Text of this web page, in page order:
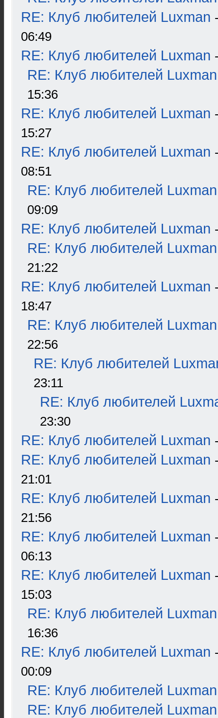
RE: Клуб любителей Luxman
06:49
RE: Клуб любителей Luxman
RE: Клуб любителей Luxman
15:36
RE: Клуб любителей Luxman
15:27
RE: Клуб любителей Luxman
08:51
RE: Клуб любителей Luxman
09:09
RE: Клуб любителей Luxman
RE: Клуб любителей Luxman
21:22
RE: Клуб любителей Luxman
18:47
RE: Клуб любителей Luxman
22:56
RE: Клуб любителей
23:11
RE: Клуб любителей
23:30
RE: Клуб любителей Luxman
RE: Клуб любителей Luxman
21:01
RE: Клуб любителей Luxman
21:56
RE: Клуб любителей Luxman
06:13
RE: Клуб любителей Luxman
15:03
RE: Клуб любителей Luxman
16:36
RE: Клуб любителей Luxman
00:09
RE: Клуб любителей Luxman
RE: Клуб любителей Luxman